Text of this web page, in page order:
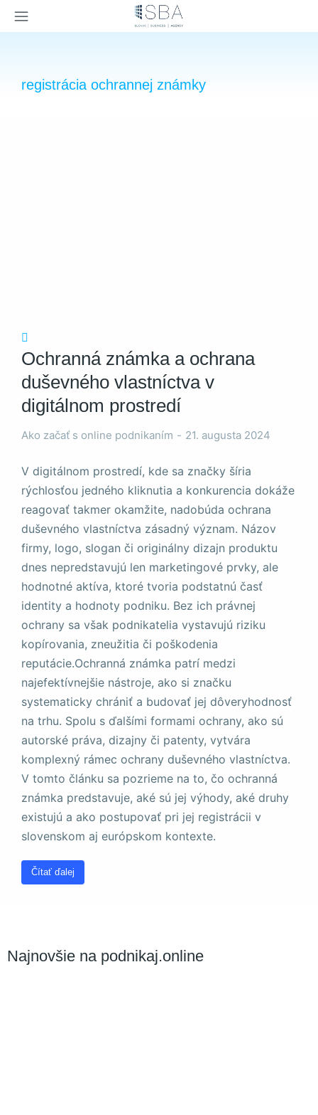
registrácia ochrannej známky
Ochranná známka a ochrana
duševného vlastníctva v
digitálnom prostredí
Ako začať s online podnikaním 21. augusta 2024
V digitálnom prostredí, kde sa značky šíria
rýchlosťou jedného kliknutia a konkurencia dokáže
reagovať takmer okamžite, nadobúda ochrana
duševného vlastníctva zásadný význam. Názov
firmy, logo, slogan či originálny dizajn produktu
dnes nepredstavujú len marketingové prvky, ale
hodnotné aktíva, ktoré tvoria podstatnú časť
identity a hodnoty podniku. Bez ich právnej
ochrany sa však podnikatelia vystavujú riziku
kopírovania, zneužitia či poškodenia
reputácie.Ochranná známka patrí medzi
najefektívnejšie nástroje, ako si značku
systematicky chrániť a budovať jej dôveryhodnosť
na trhu. Spolu s ďalšími formami ochrany, ako sú
autorské práva, dizajny či patenty, vytvára
komplexný rámec ochrany duševného vlastníctva.
V tomto článku sa pozrieme na to, čo ochranná
známka predstavuje, aké sú jej výhody, aké druhy
existujú a ako postupovať pri jej registrácii v
slovenskom aj európskom kontexte.
Čítať ďalej
Najnovšie na podnikaj.online
Tieto súbory
voliteľné. Sú
potrebné pre
fungovanie
webovej
stránky.
Štatistiky
Aby sme
mohli
zlepšiť
funkčnosť
a štruktúru
webovej
stránky na
základe
spôsobu
používania
webovej
stránky.
Používateľská
spokojnosť
Aby naša
stránka počas
vašej návštevy
fungovala čo
najlepšie. Ak
stránky zmiznú.